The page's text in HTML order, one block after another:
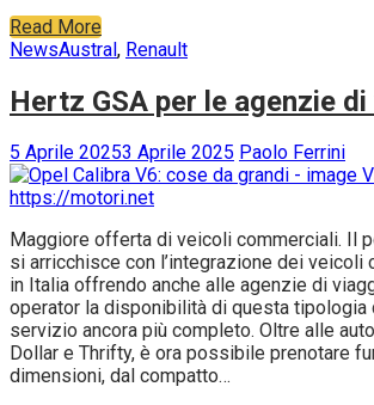
Read More
NewsAustral, Renault
Hertz GSA per le agenzie
5 Aprile 20253 Aprile 2025 Paolo Ferrini
Maggiore offerta di veicoli commerciali. Il
si arricchisce con l’integrazione dei veicoli
in Italia offrendo anche alle agenzie di
operator la disponibilità di questa tipologia
servizio ancora più completo. Oltre alle
Dollar e Thrifty, è ora possibile prenotare
dimensioni, dal compatto…